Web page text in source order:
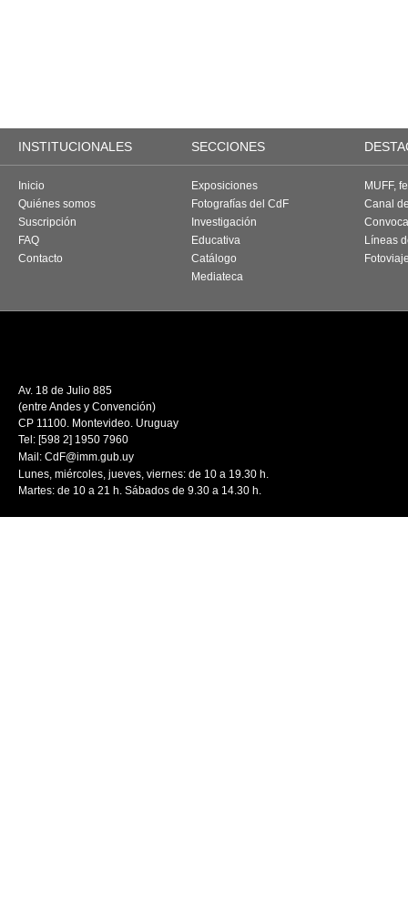
INSTITUCIONALES SECCIONES
Inicio
Quiénes somos
Suscripción
FAQ
Contacto
Exposiciones
Fotografías del CdF
Investigación
Educativa
Catálogo
Mediateca
MUFF,
Canal
Líneas
Av. 18 de Julio 885
(entre Andes y Convención)
CP 11100. Montevideo. Uruguay
Tel: [598 2] 1950 7960
Mail: CdF@imm.gub.uy
Lunes, miércoles, jueves, viernes: de 10 a 19.30 h.
Martes: de 10 a 21 h. Sábados de 9.30 a 14.30 h.